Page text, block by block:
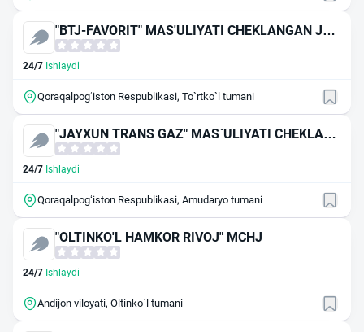
"BTJ-FAVORIT" MAS'ULIYATI CHEKLANGAN JA
MIYAT
24/7 Ishlaydi
Qoraqalpog‘iston Respublikasi, To`rtko`l tumani
"JAYXUN TRANS GAZ" MAS`ULIYATI CHEKLANG
AN JAMIYAT
24/7 Ishlaydi
Qoraqalpog‘iston Respublikasi, Amudaryo tumani
"OLTINKO'L HAMKOR RIVOJ" MCHJ
24/7 Ishlaydi
Andijon viloyati, Oltinko`l tumani